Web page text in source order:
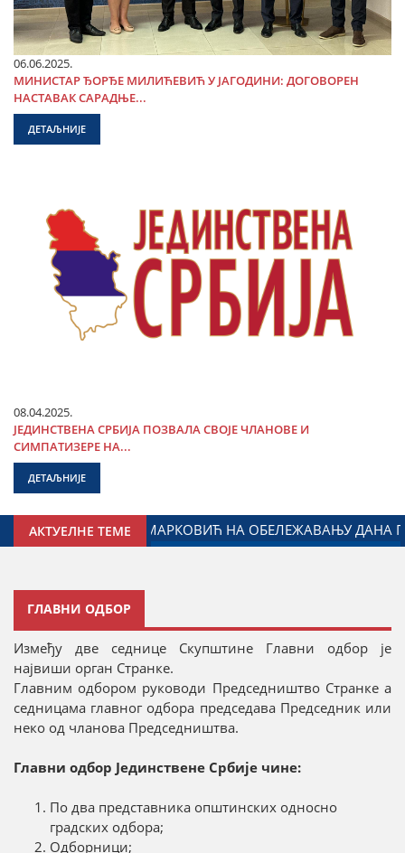
06.06.2025.
МИНИСТАР ЂОРЂЕ МИЛИЋЕВИЋ У ЈАГОДИНИ: ДОГОВОРЕН
НАСТАВАК САРАДЊЕ...
ДЕТАЉНИЈЕ
08.04.2025.
ЈЕДИНСТВЕНА СРБИЈА ПОЗВАЛА СВОЈЕ ЧЛАНОВЕ И
СИМПАТИЗЕРЕ НА...
ДЕТАЉНИЈЕ
АКТУЕЛНЕ ТЕМЕ
У БЕОГРАДУ ПОВОДОМ ОБЕЛЕЖАВАЊА ДАНА РУСИЈЕ
ГЛАВНИ ОДБОР
Између две седнице Скупштине Главни одбор је
највиши орган Странке.
Главним одбором руководи Председништво Странке а
седницама главног одбора председава Председник или
неко од чланова Председништва.
Главни одбор Јединствене Србије чине:
По два представника општинских односно
градских одбора;
Одборници;